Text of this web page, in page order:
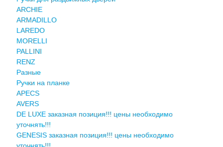
ARCHIE
ARMADILLO
LAREDO
MORELLI
PALLINI
RENZ
Разные
Ручки на планке
APECS
AVERS
DE LUXE заказная позиция!!! цены необходимо
уточнять!!!
GENESIS заказная позиция!!! цены необходимо
уточнять!!!